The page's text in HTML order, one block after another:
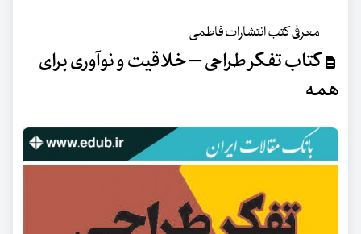
معرفی کتب انتشارات فاطمی
کتاب تفکر طراحی – خلاقیت و نوآوری برای
همه